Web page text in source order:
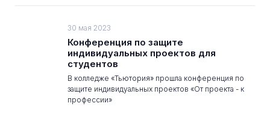
30 мая 2023
Конференция по защите
индивидуальных проектов для
студентов
В колледже «Тьютория» прошла конференция по
защите индивидуальных проектов «От проекта - к
профессии»